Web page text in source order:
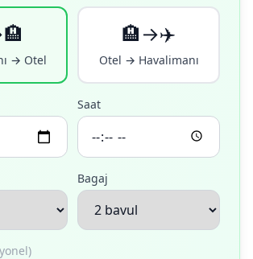
→ Otel
🏨→✈️
Otel → Havalimanı
Saat
Bagaj